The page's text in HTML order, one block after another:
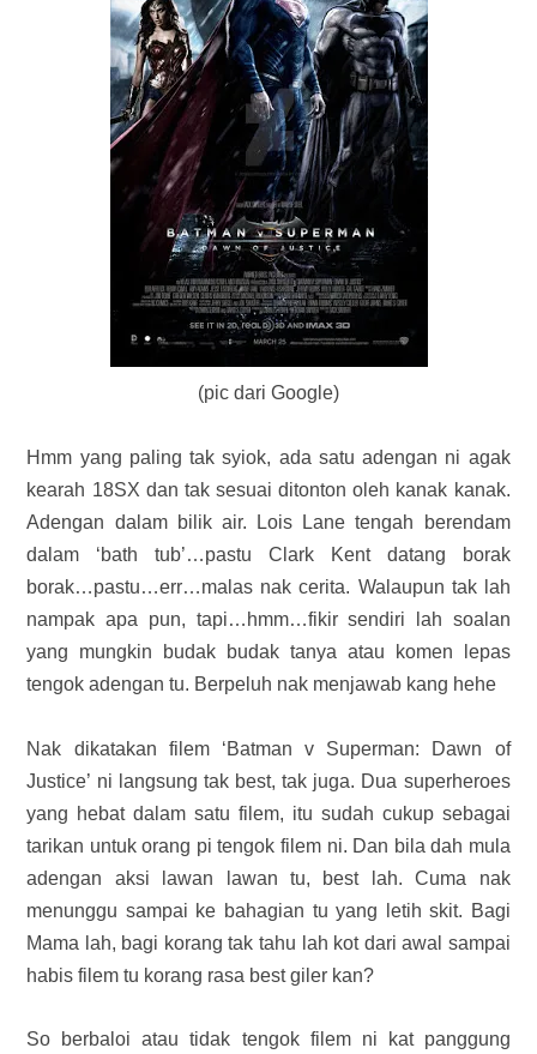
(pic dari Google)
Hmm yang paling tak syiok, ada satu adengan ni agak
kearah 18SX dan tak sesuai ditonton oleh kanak kanak.
Adengan dalam bilik air. Lois Lane tengah berendam
dalam ‘bath tub’…pastu Clark Kent datang borak
borak…pastu…err…malas nak cerita. Walaupun tak lah
nampak apa pun, tapi…hmm…fikir sendiri lah soalan
yang mungkin budak budak tanya atau komen lepas
tengok adengan tu. Berpeluh nak menjawab kang hehe
Nak dikatakan filem ‘Batman v Superman: Dawn of
Justice’ ni langsung tak best, tak juga. Dua superheroes
yang hebat dalam satu filem, itu sudah cukup sebagai
tarikan untuk orang pi tengok filem ni. Dan bila dah mula
adengan aksi lawan lawan tu, best lah. Cuma nak
menunggu sampai ke bahagian tu yang letih skit. Bagi
Mama lah, bagi korang tak tahu lah kot dari awal sampai
habis filem tu korang rasa best giler kan?
So berbaloi atau tidak tengok filem ni kat panggung